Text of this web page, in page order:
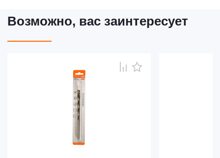
Возможно, вас заинтересует